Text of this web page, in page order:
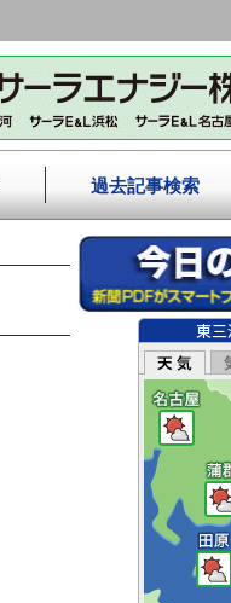
過去記事検索